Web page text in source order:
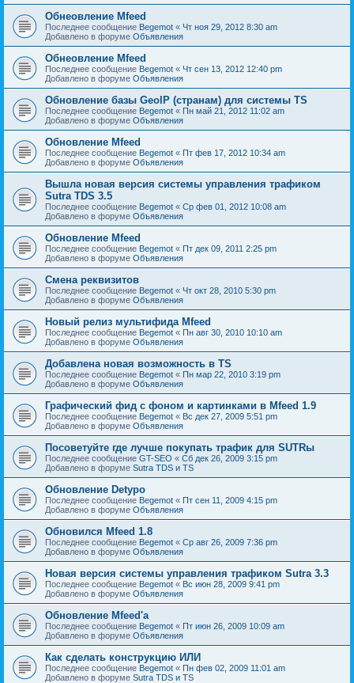
Обнеовление Mfeed
Последнее сообщение Begemot « Чт ноя 29, 2012 8:30 am
Добавлено в форуме Объявления
Обнеовление Mfeed
Последнее сообщение Begemot « Чт сен 13, 2012 12:40 pm
Добавлено в форуме Объявления
Обновление базы GeoIP (странам) для системы TS
Последнее сообщение Begemot « Пн май 21, 2012 11:02 am
Добавлено в форуме Объявления
Обновление Mfeed
Последнее сообщение Begemot « Пт фев 17, 2012 10:34 am
Добавлено в форуме Объявления
Вышла новая версия системы управления трафиком
Sutra TDS 3.5
Последнее сообщение Begemot « Ср фев 01, 2012 10:08 am
Добавлено в форуме Объявления
Обновление Mfeed
Последнее сообщение Begemot « Пт дек 09, 2011 2:25 pm
Добавлено в форуме Объявления
Смена реквизитов
Последнее сообщение Begemot « Чт окт 28, 2010 5:30 pm
Добавлено в форуме Объявления
Новый релиз мультифида Mfeed
Последнее сообщение Begemot « Пн авг 30, 2010 10:10 am
Добавлено в форуме Объявления
Добавлена новая возможность в TS
Последнее сообщение Begemot « Пн мар 22, 2010 3:19 pm
Добавлено в форуме Объявления
Графический фид с фоном и картинками в Mfeed 1.9
Последнее сообщение Begemot « Вс дек 27, 2009 5:51 pm
Добавлено в форуме Объявления
Посоветуйте где лучше покупать трафик для SUTRы
Последнее сообщение GT-SEO « Сб дек 26, 2009 3:15 pm
Добавлено в форуме Sutra TDS и TS
Обновление Detypo
Последнее сообщение Begemot « Пт сен 11, 2009 4:15 pm
Добавлено в форуме Объявления
Обновился Mfeed 1.8
Последнее сообщение Begemot « Ср авг 26, 2009 7:36 pm
Добавлено в форуме Объявления
Новая версия системы управления трафиком Sutra 3.3
Последнее сообщение Begemot « Вс июн 28, 2009 9:41 pm
Добавлено в форуме Объявления
Обновление Mfeed'а
Последнее сообщение Begemot « Пт июн 26, 2009 10:09 am
Добавлено в форуме Объявления
Как сделать конструкцию ИЛИ
Последнее сообщение Begemot « Пн фев 02, 2009 11:01 am
Добавлено в форуме Sutra TDS и TS